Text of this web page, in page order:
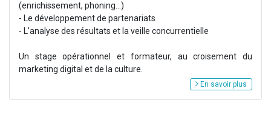
(enrichissement, phoning...)
- Le développement de partenariats
- L’analyse des résultats et la veille concurrentielle
Un stage opérationnel et formateur, au croisement du
marketing digital et de la culture.
En savoir plus